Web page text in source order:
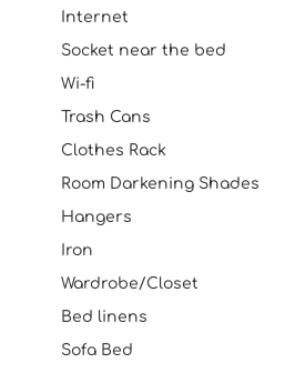
Internet
Socket near the bed
Wi-fi
Trash Cans
Clothes Rack
Room Darkening Shades
Hangers
Iron
Wardrobe/Closet
Bed linens
Sofa Bed